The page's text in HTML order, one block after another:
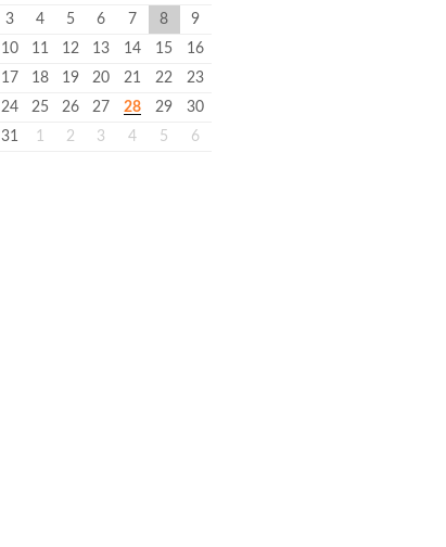
3
4 5 6 7 8
9
10
11 12 13 14 15
16
17
18 19 20 21 22
23
24
25 26 27 28 29
30
31
1 2 3 4 5 6